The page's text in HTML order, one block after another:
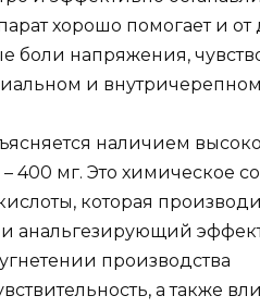
хорошо помогает и от
боли напряжения,
и
наличием
400 мг. Это химическое
которая
анальгезирующий
производства
а также